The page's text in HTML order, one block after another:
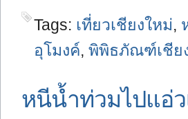
Tags: เที่ยวเชียงใหม่,
อุโมงค์, พิพิธภัณฑ์เชีย
หนีน้ำท่วมไปแอ่